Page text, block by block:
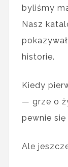
byliśmy
Nasz
historie.
Kiedy
— grze o
pewnie się
Ale